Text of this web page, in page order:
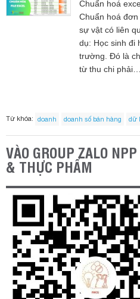
Chuẩn hoá
Chuẩn hoá
sự vật có liên
dụ: Học sinh đi
trường. Đó là
từ thu chi phải…
Từ khóa: doanh doanh số bán hàng dữ
VÀO GROUP ZALO
& THỰC PHẨM